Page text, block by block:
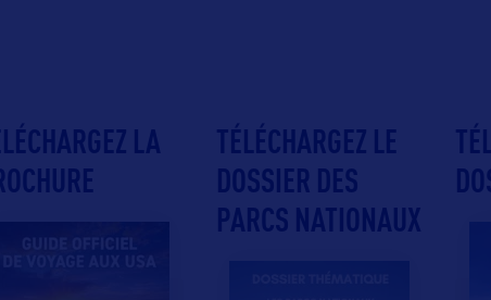
LA
TÉLÉCHARGEZ LE
DOSSIER DES
PARCS NATIONAUX